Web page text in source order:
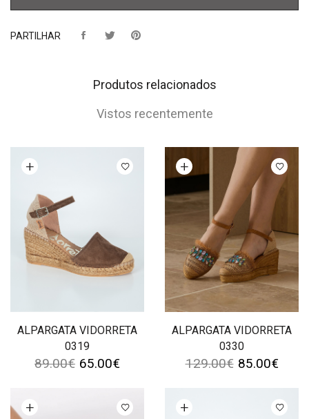
PARTILHAR
Produtos relacionados
Vistos recentemente
ALPARGATA VIDORRETA
0319
opções
89.00€ 65.00€
ALPARGATA VIDORRETA
0330
Ver opções
129.00€ 85.00€
opções Ver opções